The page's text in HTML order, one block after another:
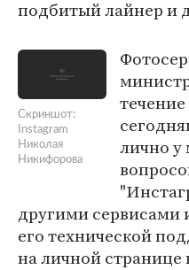
подбитый лайнер и
Скриншот:
Instagram
Николая
Никифорова
лично у
другими сервисами
его технической
на личной странице